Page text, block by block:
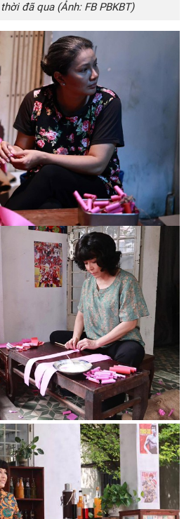
đã qua (Ảnh: FB PBKBT)